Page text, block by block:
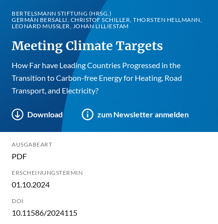
BERTELSMANN STIFTUNG (HRSG.)
GERMÁN BERSALLI, CHRISTOF SCHILLER, THORSTEN HELLMANN,
LEONARD MUSSLER, JOHAN LILLIESTAM
Meeting Climate Targets
How Far have Leading Countries Progressed in the
Transition to Carbon-free Energy for Heating, Road
Transport, and Electricity?
Download zum Newsletter anmelden
AUSGABEART
PDF
ERSCHEINUNGSTERMIN
01.10.2024
DOI
10.11586/2024115